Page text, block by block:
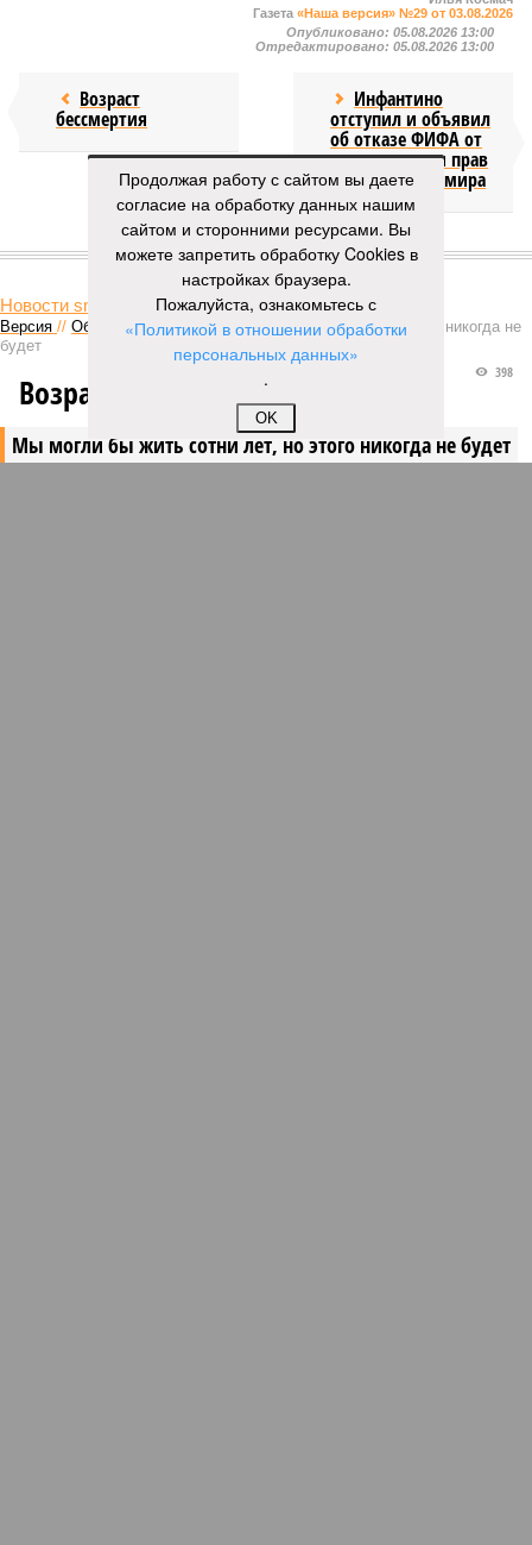
Газета «Наша версия» №29 от 03.08.2026
Опубликовано: 05.08.2026 13:00
Отредактировано: 05.08.2026 13:00
Возраст
бессмертия
Инфантино
отступил и объявил
об отказе ФИФА от
продажи доли прав
на чемпионат мира
КОММЕНТАРИИ 1
Новости smi2.ru
Версия // Общество //Мы могли бы жить сотни лет, но этого никогда не
будет
Мы могли бы жить сотни лет, но этого никогда не будет
398
Возраст бессмертия
Продолжая работу с сайтом вы даете
согласие на обработку данных нашим
сайтом и сторонними ресурсами. Вы
можете запретить обработку Cookies в
настройках браузера.
Пожалуйста, ознакомьтесь с
«Политикой в отношении обработки
персональных данных»
.
OK